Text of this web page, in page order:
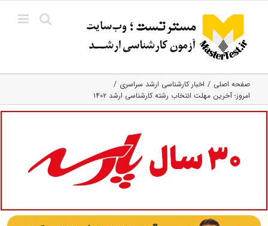
content
صفحه اصلی
اخبار کارشناسی ارشد سراسری
امروز؛ آخرین مهلت انتخاب رشته کارشناسی ارشد ۱۴۰۲